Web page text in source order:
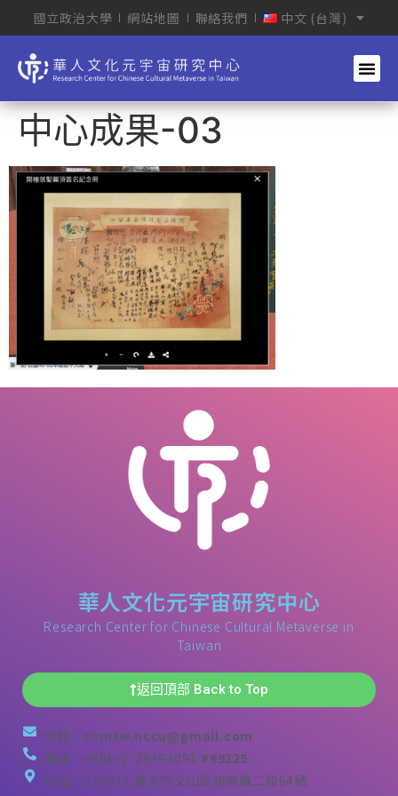
國立政治大學 網站地圖 聯絡我們 中文 (台灣)
中心成果-03
華人文化元宇宙研究中心
Research Center for Chinese Cultural Metaverse in
Taiwan
返回頂部 Back to Top
信箱： ccmtw.nccu@gmail.com
電話：+886-2-29393091 #69325
地址：116011 臺北市文山區指南路二段64號